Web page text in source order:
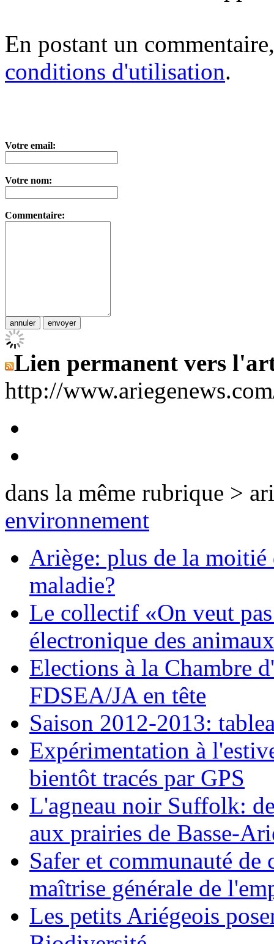
En postant un
conditions d'utilisation.
Votre email:
Votre nom:
Commentaire:
Lien permanent vers
http://
dans la même rubrique >
environnement
Ariège: plus de la moitié
maladie?
Le collectif «On veut
électronique des animaux
Elections à la Chambre
FDSEA/JA en tête
Saison 2012-2013:
Expérimentation à
bientôt tracés par GPS
L'agneau noir Suffolk:
aux prairies de Basse-
Safer et communauté de
maîtrise générale de
Les petits Ariégeois